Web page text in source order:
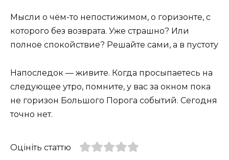
Мысли о чём-то непостижимом, о горизонте, с
которого без возврата. Уже страшно? Или
полное спокойствие? Решайте сами, а в пустоту
Напоследок — живите. Когда просыпаетесь на
следующее утро, помните, у вас за окном пока
не горизон Большого Порога событий. Сегодня
точно нет.
Оцініть статтю